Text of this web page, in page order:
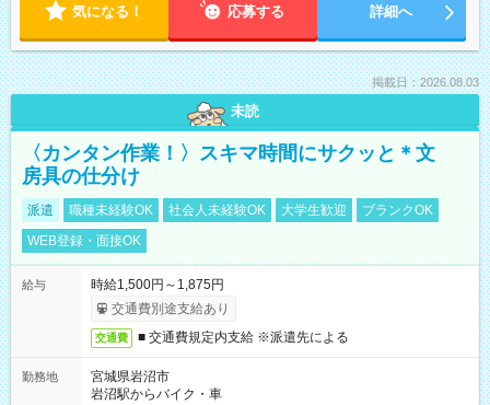
気になる！ 応募する 詳細へ
掲載日：2026.08.03
未読
〈カンタン作業！〉スキマ時間にサクッと＊文
房具の仕分け
派遣 職種未経験OK 社会人未経験OK 大学生歓迎
ブランクOK
WEB登録・面接OK
給与
時給1,500円～1,875円
交通費別途支給あり
交通費 ■ 交通費規定内支給 ※派遣先による
勤務地
宮城県岩沼市
岩沼駅からバイク・車